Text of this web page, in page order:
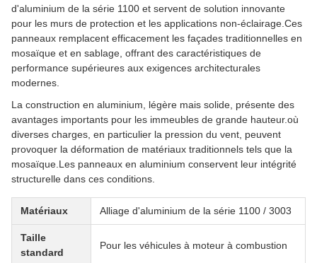
d'aluminium de la série 1100 et servent de solution innovante
pour les murs de protection et les applications non-éclairage.Ces
panneaux remplacent efficacement les façades traditionnelles en
mosaïque et en sablage, offrant des caractéristiques de
performance supérieures aux exigences architecturales
modernes.
La construction en aluminium, légère mais solide, présente des
avantages importants pour les immeubles de grande hauteur.où
diverses charges, en particulier la pression du vent, peuvent
provoquer la déformation de matériaux traditionnels tels que la
mosaïque.Les panneaux en aluminium conservent leur intégrité
structurelle dans ces conditions.
Matériaux Alliage d'aluminium de la série 1100 / 3003
Taille
standard
Pour les véhicules à moteur à combustion